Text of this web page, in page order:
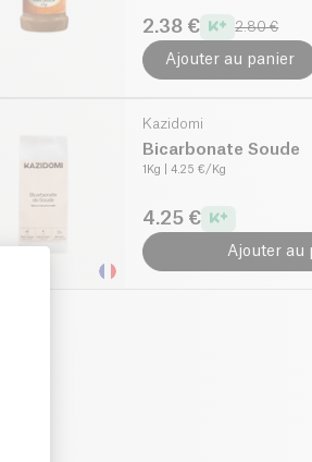
2.38 € 2.80 €
Ajouter au panier
Kazidomi
Bicarbonate Soude
1Kg | 4.25 €/Kg
4.25 €
Ajouter au
Personalize